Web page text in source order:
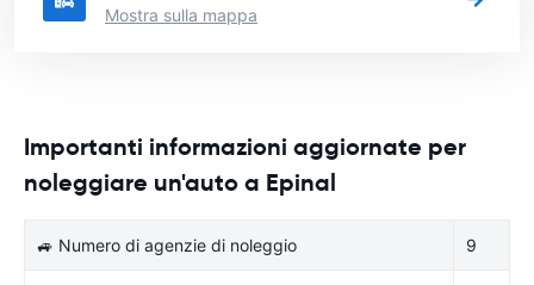
Mostra sulla mappa
Importanti informazioni aggiornate per
noleggiare un'auto a Epinal
🚙 Numero di agenzie di noleggio 9